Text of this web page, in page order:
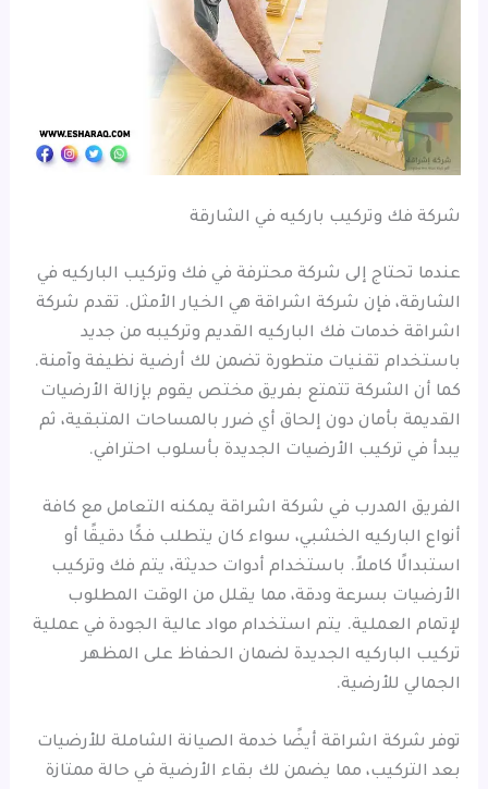
شركة فك وتركيب باركيه في الشارقة
عندما تحتاج إلى شركة محترفة في فك وتركيب الباركيه في
الشارقة، فإن شركة اشراقة هي الخيار الأمثل. تقدم شركة
اشراقة خدمات فك الباركيه القديم وتركيبه من جديد
باستخدام تقنيات متطورة تضمن لك أرضية نظيفة وآمنة.
كما أن الشركة تتمتع بفريق مختص يقوم بإزالة الأرضيات
القديمة بأمان دون إلحاق أي ضرر بالمساحات المتبقية، ثم
يبدأ في تركيب الأرضيات الجديدة بأسلوب احترافي.
الفريق المدرب في شركة اشراقة يمكنه التعامل مع كافة
أنواع الباركيه الخشبي، سواء كان يتطلب فكًا دقيقًا أو
استبدالًا كاملاً. باستخدام أدوات حديثة، يتم فك وتركيب
الأرضيات بسرعة ودقة، مما يقلل من الوقت المطلوب
لإتمام العملية. يتم استخدام مواد عالية الجودة في عملية
تركيب الباركيه الجديدة لضمان الحفاظ على المظهر
الجمالي للأرضية.
توفر شركة اشراقة أيضًا خدمة الصيانة الشاملة للأرضيات
بعد التركيب، مما يضمن لك بقاء الأرضية في حالة ممتازة